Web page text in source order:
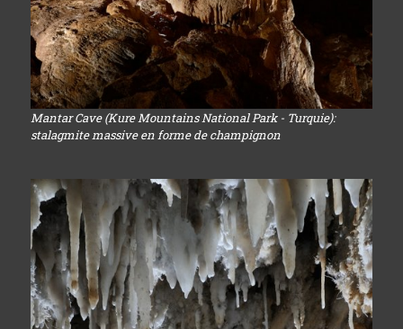
Mantar Cave (Kure Mountains National Park - Turquie):
stalagmite massive en forme de champignon